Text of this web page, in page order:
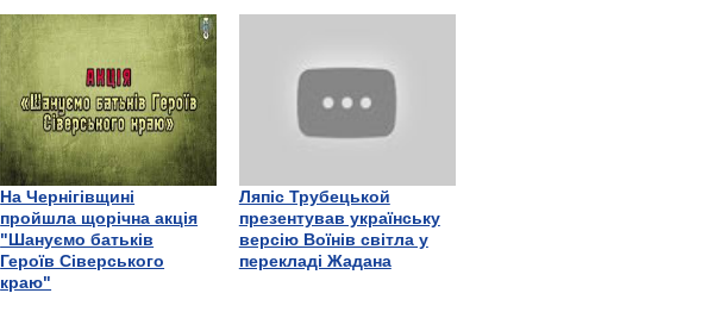
На Чернігівщині
пройшла щорічна акція
"Шануємо батьків
Героїв Сіверського
краю"
Ляпіс Трубецькой
презентував українську
версію Воїнів світла у
перекладі Жадана